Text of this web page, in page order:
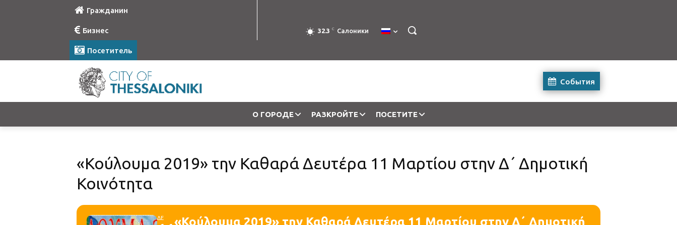
Гражданин
Бизнес
Посетитель
32.3 C Салоники
События
О ГОРОДЕ РАЗКРОЙТЕ ПОСЕТИТЕ
«Κούλουμα 2019» την Καθαρά Δευτέρα 11 Μαρτίου στην Δ΄ Δημοτική
Κοινότητα
ΔΕ «Κούλουμα 2019» την Καθαρά Δευτέρα 11 Μαρτίου στην Δ΄ Δημοτική